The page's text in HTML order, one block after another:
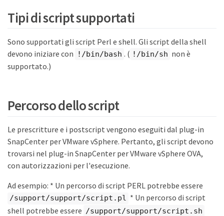
Tipi di script supportati
Sono supportati gli script Perl e shell. Gli script della shell
devono iniziare con
!/bin/bash . ( !/bin/sh non è
supportato.)
Percorso dello script
Le prescritture e i postscript vengono eseguiti dal plug-in
SnapCenter per VMware vSphere. Pertanto, gli script devono
trovarsi nel plug-in SnapCenter per VMware vSphere OVA,
con autorizzazioni per l'esecuzione.
Ad esempio: * Un percorso di script PERL potrebbe essere
/support/support/script.pl * Un percorso di script
shell potrebbe essere /support/support/script.sh